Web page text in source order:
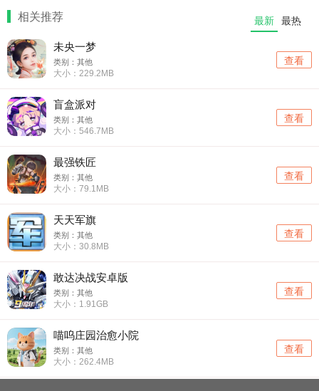
相关推荐 最新 最热
未央一梦
类别：其他
大小：229.2MB
查看
盲盒派对
类别：其他
大小：546.7MB
查看
最强铁匠
类别：其他
大小：79.1MB
查看
天天军旗
类别：其他
大小：30.8MB
查看
敢达决战安卓版
类别：其他
大小：1.91GB
查看
喵呜庄园治愈小院
类别：其他
大小：262.4MB
查看